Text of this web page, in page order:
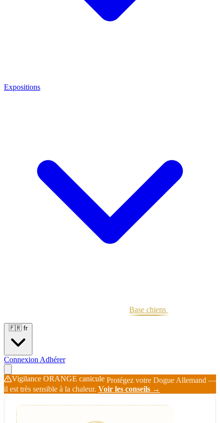
Expositions
Base chiens
🇫🇷 fr
Connexion Adhérer
Vigilance ORANGE canicule Protégez votre Dogue Allemand —
il est très sensible à la chaleur. Voir les conseils →